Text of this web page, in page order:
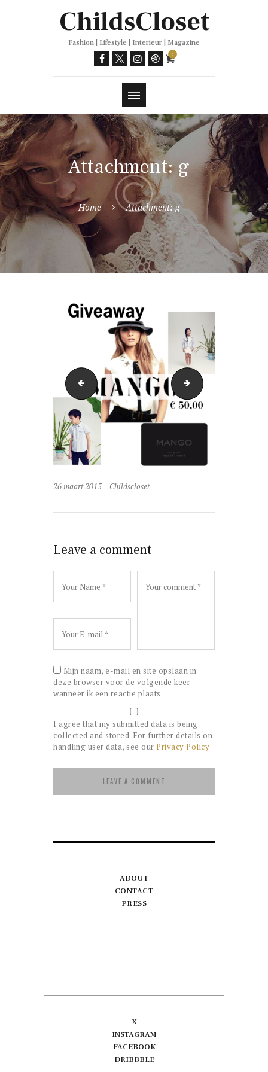
ChildsCloset
Fashion | Lifestyle | Interieur | Magazine
0
Attachment: g
Home Attachment: g
P1050619-3
26 maart 2015 Childscloset
Leave a comment
Mijn naam, e-mail en site opslaan in
deze browser voor de volgende keer
wanneer ik een reactie plaats.
I agree that my submitted data is being
collected and stored. For further details on
handling user data, see our Privacy Policy
ABOUT
CONTACT
PRESS
X
INSTAGRAM
FACEBOOK
DRIBBBLE